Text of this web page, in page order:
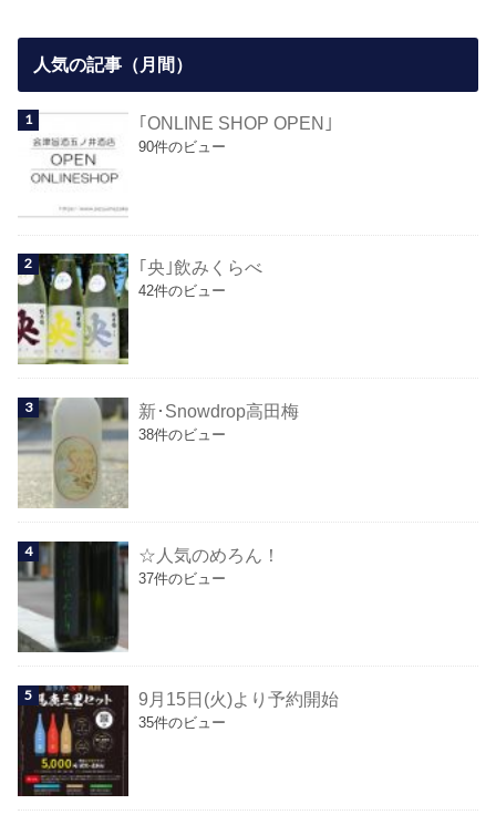
人気の記事（月間）
｢ONLINE SHOP OPEN｣
90件のビュー
｢央｣飲みくらべ
42件のビュー
新･Snowdrop高田梅
38件のビュー
☆人気のめろん！
37件のビュー
9月15日(火)より予約開始
35件のビュー